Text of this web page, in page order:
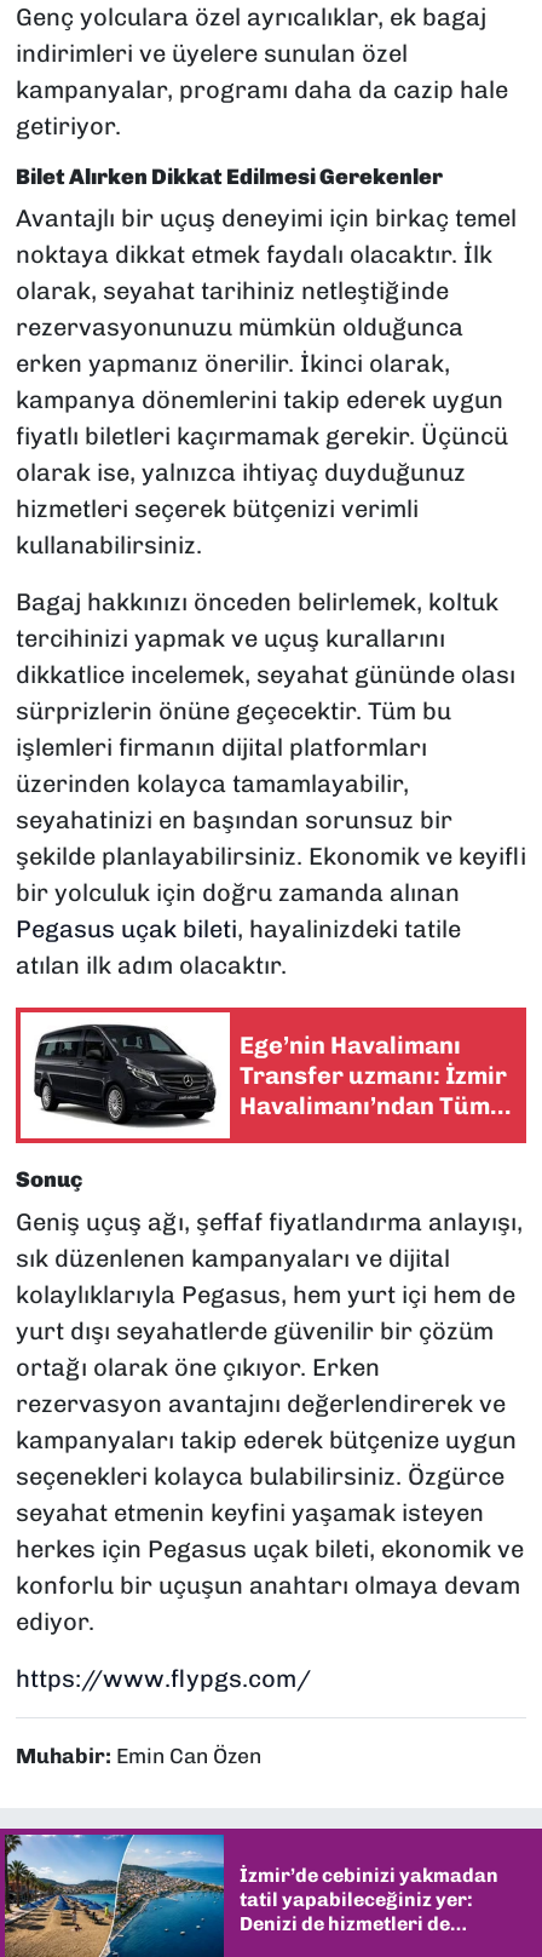
Genç yolculara özel ayrıcalıklar, ek bagaj
indirimleri ve üyelere sunulan özel
kampanyalar, programı daha da cazip hale
getiriyor.
Bilet Alırken Dikkat Edilmesi Gerekenler
Avantajlı bir uçuş deneyimi için birkaç temel
noktaya dikkat etmek faydalı olacaktır. İlk
olarak, seyahat tarihiniz netleştiğinde
rezervasyonunuzu mümkün olduğunca
erken yapmanız önerilir. İkinci olarak,
kampanya dönemlerini takip ederek uygun
fiyatlı biletleri kaçırmamak gerekir. Üçüncü
olarak ise, yalnızca ihtiyaç duyduğunuz
hizmetleri seçerek bütçenizi verimli
kullanabilirsiniz.
Bagaj hakkınızı önceden belirlemek, koltuk
tercihinizi yapmak ve uçuş kurallarını
dikkatlice incelemek, seyahat gününde olası
sürprizlerin önüne geçecektir. Tüm bu
işlemleri firmanın dijital platformları
üzerinden kolayca tamamlayabilir,
seyahatinizi en başından sorunsuz bir
şekilde planlayabilirsiniz. Ekonomik ve keyifli
bir yolculuk için doğru zamanda alınan
Pegasus uçak bileti, hayalinizdeki tatile
atılan ilk adım olacaktır.
Ege’nin Havalimanı
Transfer uzmanı: İzmir
Havalimanı’ndan Tüm
Sonuç
Geniş uçuş ağı, şeffaf fiyatlandırma anlayışı,
sık düzenlenen kampanyaları ve dijital
kolaylıklarıyla Pegasus, hem yurt içi hem de
yurt dışı seyahatlerde güvenilir bir çözüm
ortağı olarak öne çıkıyor. Erken
rezervasyon avantajını değerlendirerek ve
kampanyaları takip ederek bütçenize uygun
seçenekleri kolayca bulabilirsiniz. Özgürce
seyahat etmenin keyfini yaşamak isteyen
herkes için Pegasus uçak bileti, ekonomik ve
konforlu bir uçuşun anahtarı olmaya devam
ediyor.
https://www.flypgs.com/
Muhabir: Emin Can Özen
İzmir’de cebinizi yakmadan
tatil yapabileceğiniz yer:
Denizi de hizmetleri de